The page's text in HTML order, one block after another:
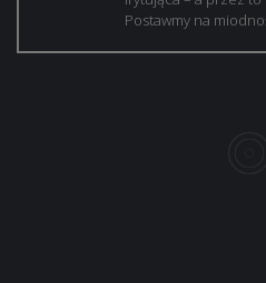
Postawmy na